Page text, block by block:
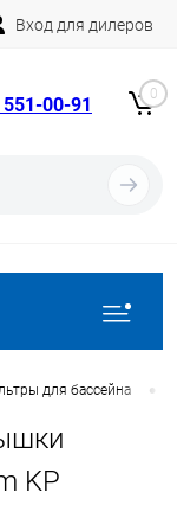
Вход для дилеров
00-91 0
для бассейна •
KP